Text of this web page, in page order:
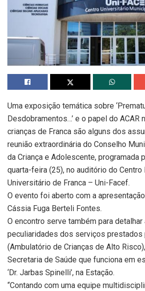
Uma exposição temática sobre
Desdobramentos…’ e o papel do ACAR
crianças de Franca são alguns dos
reunião extraordinária do Conselho
da Criança e Adolescente, programada
quarta-feira (25), no auditório do Centro
Universitário de Franca – Uni-Facef.
O evento foi aberto com a
Cássia Fuga Berteli Fontes.
O encontro serve também para detalhar
peculiaridades dos serviços prestados
(Ambulatório de Crianças de Alto
Secretaria de Saúde que funciona em
‘Dr. Jarbas Spinelli’, na Estação.
“Contando com uma equipe